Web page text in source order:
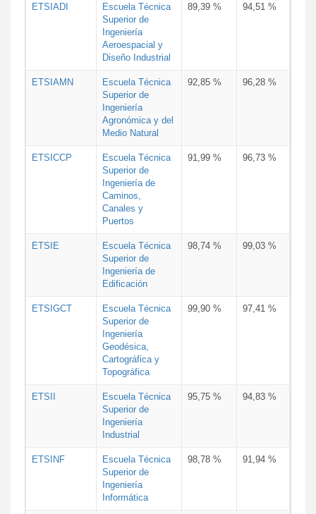
ETSIADI
Escuela Técnica
Superior de
Ingeniería
Aeroespacial y
Diseño Industrial
89,39 % 94,51 %
ETSIAMN
Escuela Técnica
Superior de
Ingeniería
Agronómica y del
Medio Natural
92,85 % 96,28 %
ETSICCP
Escuela Técnica
Superior de
Ingeniería de
Caminos,
Canales y
Puertos
91,99 % 96,73 %
ETSIE
Escuela Técnica
Superior de
Ingeniería de
Edificación
98,74 % 99,03 %
ETSIGCT
Escuela Técnica
Superior de
Ingeniería
Geodésica,
Cartográfica y
Topográfica
99,90 % 97,41 %
ETSII
Escuela Técnica
Superior de
Ingeniería
Industrial
95,75 % 94,83 %
ETSINF
Escuela Técnica
Superior de
Ingeniería
Informática
98,78 % 91,94 %